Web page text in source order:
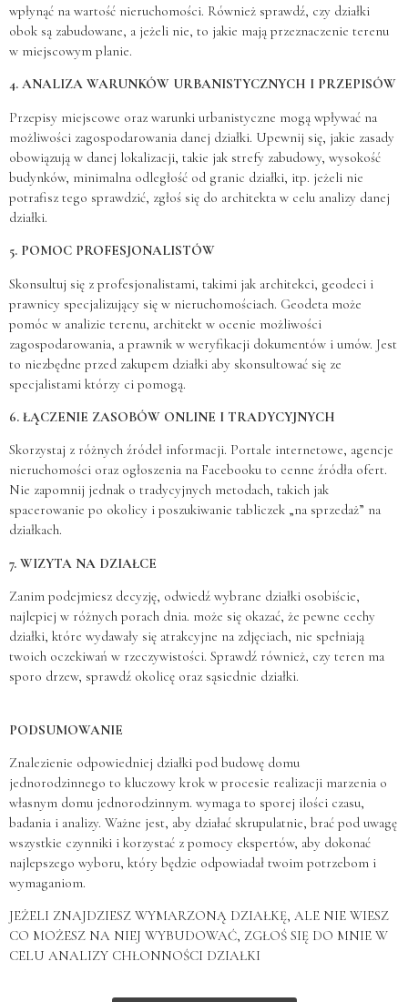
wpłynąć na wartość nieruchomości. Również sprawdź, czy działki
obok są zabudowane, a jeżeli nie, to jakie mają przeznaczenie terenu
w miejscowym planie.
4. ANALIZA WARUNKÓW URBANISTYCZNYCH I PRZEPISÓW
Przepisy miejscowe oraz warunki urbanistyczne mogą wpływać na
możliwości zagospodarowania danej działki. Upewnij się, jakie zasady
obowiązują w danej lokalizacji, takie jak strefy zabudowy, wysokość
budynków, minimalna odległość od granic działki, itp. jeżeli nie
potrafisz tego sprawdzić, zgłoś się do architekta w celu analizy danej
działki.
5. POMOC PROFESJONALISTÓW
Skonsultuj się z profesjonalistami, takimi jak architekci, geodeci i
prawnicy specjalizujący się w nieruchomościach. Geodeta może
pomóc w analizie terenu, architekt w ocenie możliwości
zagospodarowania, a prawnik w weryfikacji dokumentów i umów. Jest
to niezbędne przed zakupem działki aby skonsultować się ze
specjalistami którzy ci pomogą.
6. ŁĄCZENIE ZASOBÓW ONLINE I TRADYCYJNYCH
Skorzystaj z różnych źródeł informacji. Portale internetowe, agencje
nieruchomości oraz ogłoszenia na Facebooku to cenne źródła ofert.
Nie zapomnij jednak o tradycyjnych metodach, takich jak
spacerowanie po okolicy i poszukiwanie tabliczek „na sprzedaż” na
działkach.
7. WIZYTA NA DZIAŁCE
Zanim podejmiesz decyzję, odwiedź wybrane działki osobiście,
najlepiej w różnych porach dnia. może się okazać, że pewne cechy
działki, które wydawały się atrakcyjne na zdjęciach, nie spełniają
twoich oczekiwań w rzeczywistości. Sprawdź również, czy teren ma
sporo drzew, sprawdź okolicę oraz sąsiednie działki.
PODSUMOWANIE
Znalezienie odpowiedniej działki pod budowę domu
jednorodzinnego to kluczowy krok w procesie realizacji marzenia o
własnym domu jednorodzinnym. wymaga to sporej ilości czasu,
badania i analizy. Ważne jest, aby działać skrupulatnie, brać pod uwagę
wszystkie czynniki i korzystać z pomocy ekspertów, aby dokonać
najlepszego wyboru, który będzie odpowiadał twoim potrzebom i
wymaganiom.
JEŻELI ZNAJDZIESZ WYMARZONĄ DZIAŁKĘ, ALE NIE WIESZ
CO MOŻESZ NA NIEJ WYBUDOWAĆ, ZGŁOŚ SIĘ DO MNIE W
CELU ANALIZY CHŁONNOŚCI DZIAŁKI